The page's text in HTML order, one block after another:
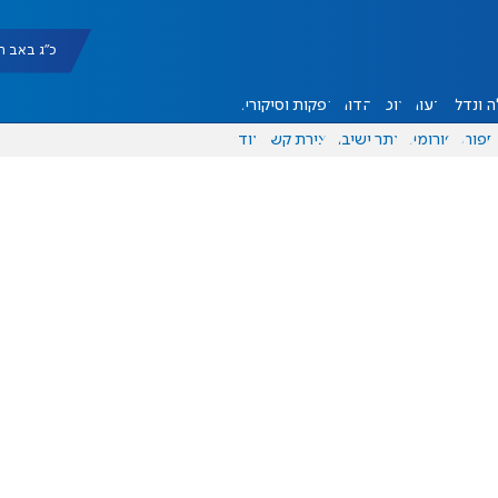
כ"ג באב תשפ"ו
ונדל"ן דעות אוכל יהדות הפקות וסיקורים
ספורט פורומים אתר ישיבה יצירת קשר עוד